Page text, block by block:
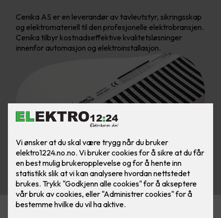
Cenika AS er en leverandør av tavleutstyr, sikringsskap
og elektromateriell til den profesjonelle elektrobransjen.
Cenika tilbyr kostnadseffektive kvalitetsløsninger
innenfor automasjon og elektroinstallasjon.